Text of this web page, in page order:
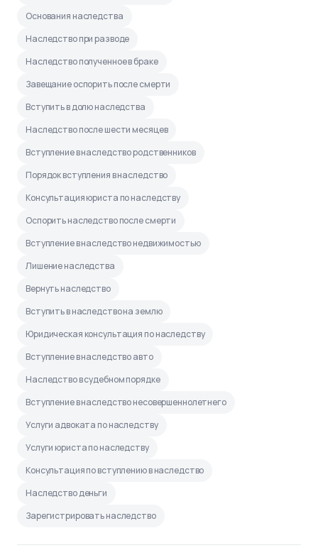
Основания наследства
Наследство при разводе
Наследство полученное в браке
Завещание оспорить после смерти
Вступить в долю наследства
Наследство после шести месяцев
Вступление в наследство родственников
Порядок вступления в наследство
Консультация юриста по наследству
Оспорить наследство после смерти
Вступление в наследство недвижимостью
Лишение наследства
Вернуть наследство
Вступить в наследство на землю
Юридическая консультация по наследству
Вступление в наследство авто
Наследство в судебном порядке
Вступление в наследство несовершеннолетнего
Услуги адвоката по наследству
Услуги юриста по наследству
Консультация по вступлению в наследство
Наследство деньги
Зарегистрировать наследство